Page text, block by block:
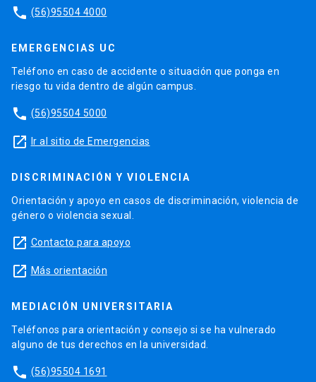
phone (56)95504 4000
EMERGENCIAS UC
Teléfono en caso de accidente o situación que ponga en
riesgo tu vida dentro de algún campus.
phone (56)95504 5000
launch Ir al sitio de Emergencias
DISCRIMINACIÓN Y VIOLENCIA
Orientación y apoyo en casos de discriminación, violencia de
género o violencia sexual.
launch Contacto para apoyo
launch Más orientación
MEDIACIÓN UNIVERSITARIA
Teléfonos para orientación y consejo si se ha vulnerado
alguno de tus derechos en la universidad.
phone (56)95504 1691